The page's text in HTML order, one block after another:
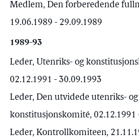
Medlem, Den forberedende
19.06.1989 - 29.09.1989
1989-93
Leder, Utenriks- og
02.12.1991 - 30.09.1993
Leder, Den utvidede utenriks- og
konstitusjonskomité, 02.12.1991
Leder, Kontrollkomiteen,